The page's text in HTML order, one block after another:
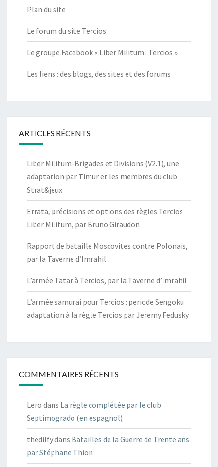
Plan du site
Le forum du site Tercios
Le groupe Facebook « Liber Militum : Tercios »
Les liens : des blogs, des sites et des forums
ARTICLES RÉCENTS
Liber Militum-Brigades et Divisions (V2.1), une
adaptation par Timur et les membres du club
Strat&jeux
Errata, précisions et options des règles Tercios
Liber Militum, par Bruno Giraudon
Rapport de bataille Moscovites contre Polonais,
par la Taverne d’Imrahil
L’armée Tatar à Tercios, par la Taverne d’Imrahil
L’armée samurai pour Tercios : periode Sengoku
adaptation à la règle Tercios par Jeremy Fedusky
COMMENTAIRES RÉCENTS
Lero dans La règle complétée par le club
Septimogrado (en espagnol)
thedilfydans Batailles de la Guerre de Trente ans
par Stéphane Thion